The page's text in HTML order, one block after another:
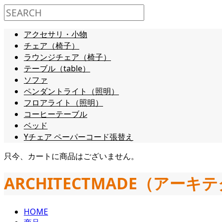
アクセサリ・小物
チェア（椅子）
ラウンジチェア（椅子）
テーブル（table）
ソファ
ペンダントライト（照明）
フロアライト（照明）
コーヒーテーブル
ベッド
Yチェア ペーパーコード張替え
只今、カートに商品はございません。
ARCHITECTMADE（アーキテ
HOME